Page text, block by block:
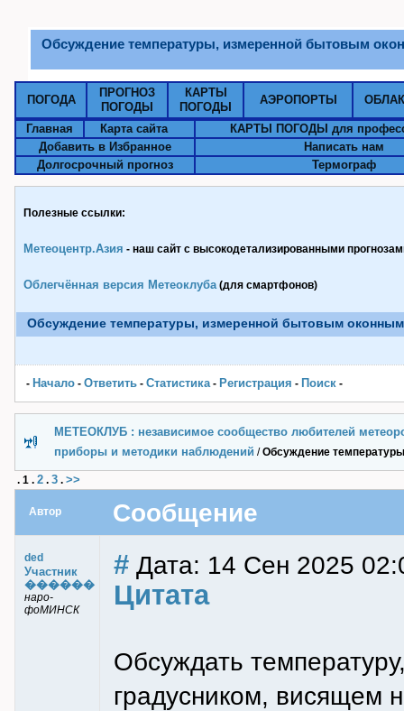
Обсуждение температуры, измеренной бытовым
ПОГОДА
ПРОГНОЗ
ПОГОДЫ
КАРТЫ
ПОГОДЫ
АЭРОПОРТЫ
Главная Карта сайта
КАРТЫ ПОГОДЫ для
Добавить в Избранное
Написать нам
Долгосрочный прогноз
Термограф
Полезные ссылки:
Метеоцентр.Азия - наш сайт с высокодетализированными
Облегчённая версия Метеоклуба(для смартфонов)
Обсуждение температуры, измеренной бытовым оконным
- Начало - Ответить - Статистика- Pегистрация - Поиск -
МЕТЕОКЛУБ : независимое сообщество любителей
приборы и методики наблюдений /Обсуждение
. 1 . 2 . 3 . >>
Автор Сообщение
ded
Участник
������
наро-
фоМИНСК
# Дата: 14 Сен 2025
Цитата
Обсуждать
градусником, висящем